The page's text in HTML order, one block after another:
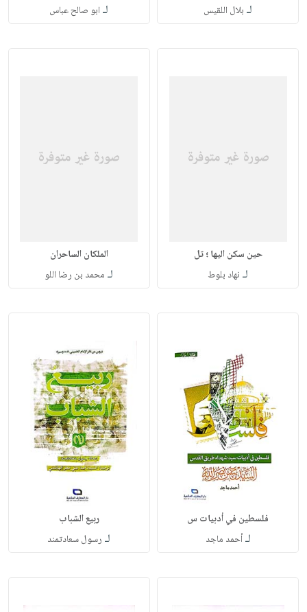
لـ بلال اللقيس لـ ابو صالح عباس
حين سكن اليها ؛ تل
لـ نهاد بلوط
الملكان الساحران
لـ محمد بن رضا اللو
فلسطين في أدبيات س
لـأحمد ماجد
ربيع الشباب
لـ رسول سعادتمند